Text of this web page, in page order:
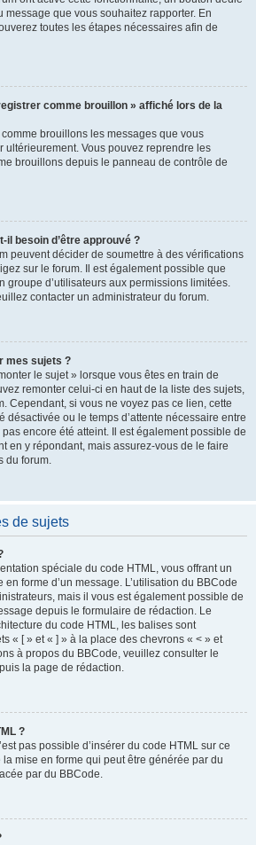
message que vous souhaitez rapporter. En
toutes les étapes nécessaires afin de
comme brouillon » affiché lors de la
comme brouillons les messages que vous
ultérieurement. Vous pouvez reprendre les
brouillons depuis le panneau de contrôle de
il besoin d’être approuvé ?
peuvent décider de soumettre à des vérifications
sur le forum. Il est également possible que
groupe d’utilisateurs aux permissions limitées.
contacter un administrateur du forum.
mes sujets ?
le sujet » lorsque vous êtes en train de
remonter celui-ci en haut de la liste des sujets,
Cependant, si vous ne voyez pas ce lien, cette
désactivée ou le temps d’attente nécessaire entre
pas encore été atteint. Il est également possible de
en y répondant, mais assurez-vous de le faire
du forum.
de sujets
spéciale du code HTML, vous offrant un
forme d’un message. L’utilisation du BBCode
mais il vous est également possible de
depuis le formulaire de rédaction. Le
du code HTML, les balises sont
« [ » et « ] » à la place des chevrons « < » et
à propos du BBCode, veuillez consulter le
la page de rédaction.
?
pas possible d’insérer du code HTML sur ce
mise en forme qui peut être générée par du
par du BBCode.